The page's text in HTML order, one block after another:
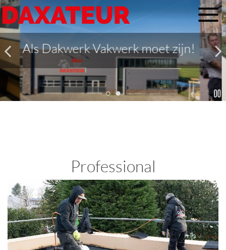
Daxateur: absolute specialist in
dak werkzaamheden!
Professional